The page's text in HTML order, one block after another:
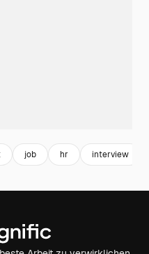
job hr interview